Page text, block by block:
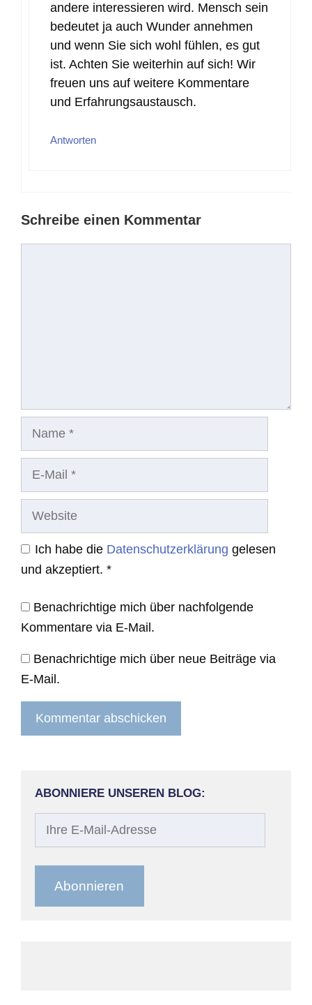
andere interessieren wird. Mensch sein
bedeutet ja auch Wunder annehmen
und wenn Sie sich wohl fühlen, es gut
ist. Achten Sie weiterhin auf sich! Wir
freuen uns auf weitere Kommentare
und Erfahrungsaustausch.
Antworten
Schreibe einen Kommentar
Website
Ich habe die Datenschutzerklärung gelesen
und akzeptiert. *
Benachrichtige mich über nachfolgende
Kommentare via E-Mail.
Benachrichtige mich über neue Beiträge via
E-Mail.
ABONNIERE UNSEREN BLOG:
Abonnieren